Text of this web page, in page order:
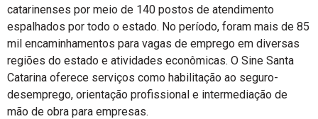
catarinenses por meio de 140 postos de atendimento
espalhados por todo o estado. No período, foram mais de 85
mil encaminhamentos para vagas de emprego em diversas
regiões do estado e atividades econômicas. O Sine Santa
Catarina oferece serviços como habilitação ao seguro-
desemprego, orientação profissional e intermediação de
mão de obra para empresas.